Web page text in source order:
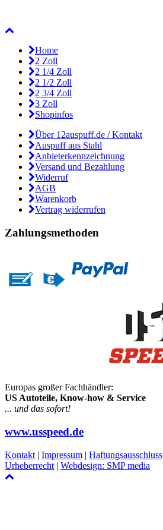
Home
2 Zoll
2 1/4 Zoll
2 1/2 Zoll
2 3/4 Zoll
3 Zoll
Shopinfos
Über 12auspuff.de / Kontakt
Auspuff aus Stahl
Anbieterkennzeichnung
Versand und Bezahlung
Widerruf
AGB
Warenkorb
Vertrag widerrufen
Zahlungsmethoden
Europas großer Fachhändler:
US Autoteile, Know-how & Service
... und das sofort!
www.usspeed.de
Kontakt | Impressum | Haftungsausschluss
Urheberrecht | Webdesign: SMP media